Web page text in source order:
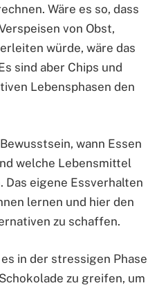
Wäre es so, dass
von Obst,
würde, wäre das
sind aber Chips und
Lebensphasen den
wann Essen
welche Lebensmittel
Das eigene Essverhalten
lernen und hier den
zu schaffen.
in der stressigen Phase
zu greifen, um